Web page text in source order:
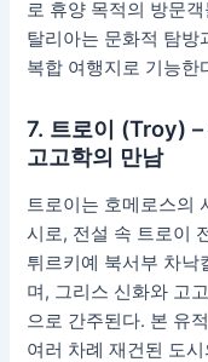
로 휴양 목적의 방문
탈리아는 문화적 탐방
복합 여행지로 기능한
7. 트로이 (Troy)
고고학의 만남
트로이는 호메로스의
시로, 전설 속 트로이
튀르키예 북서부 차낙
며, 그리스 신화와 고
으로 간주된다. 본 유
여러 차례 재건된 도